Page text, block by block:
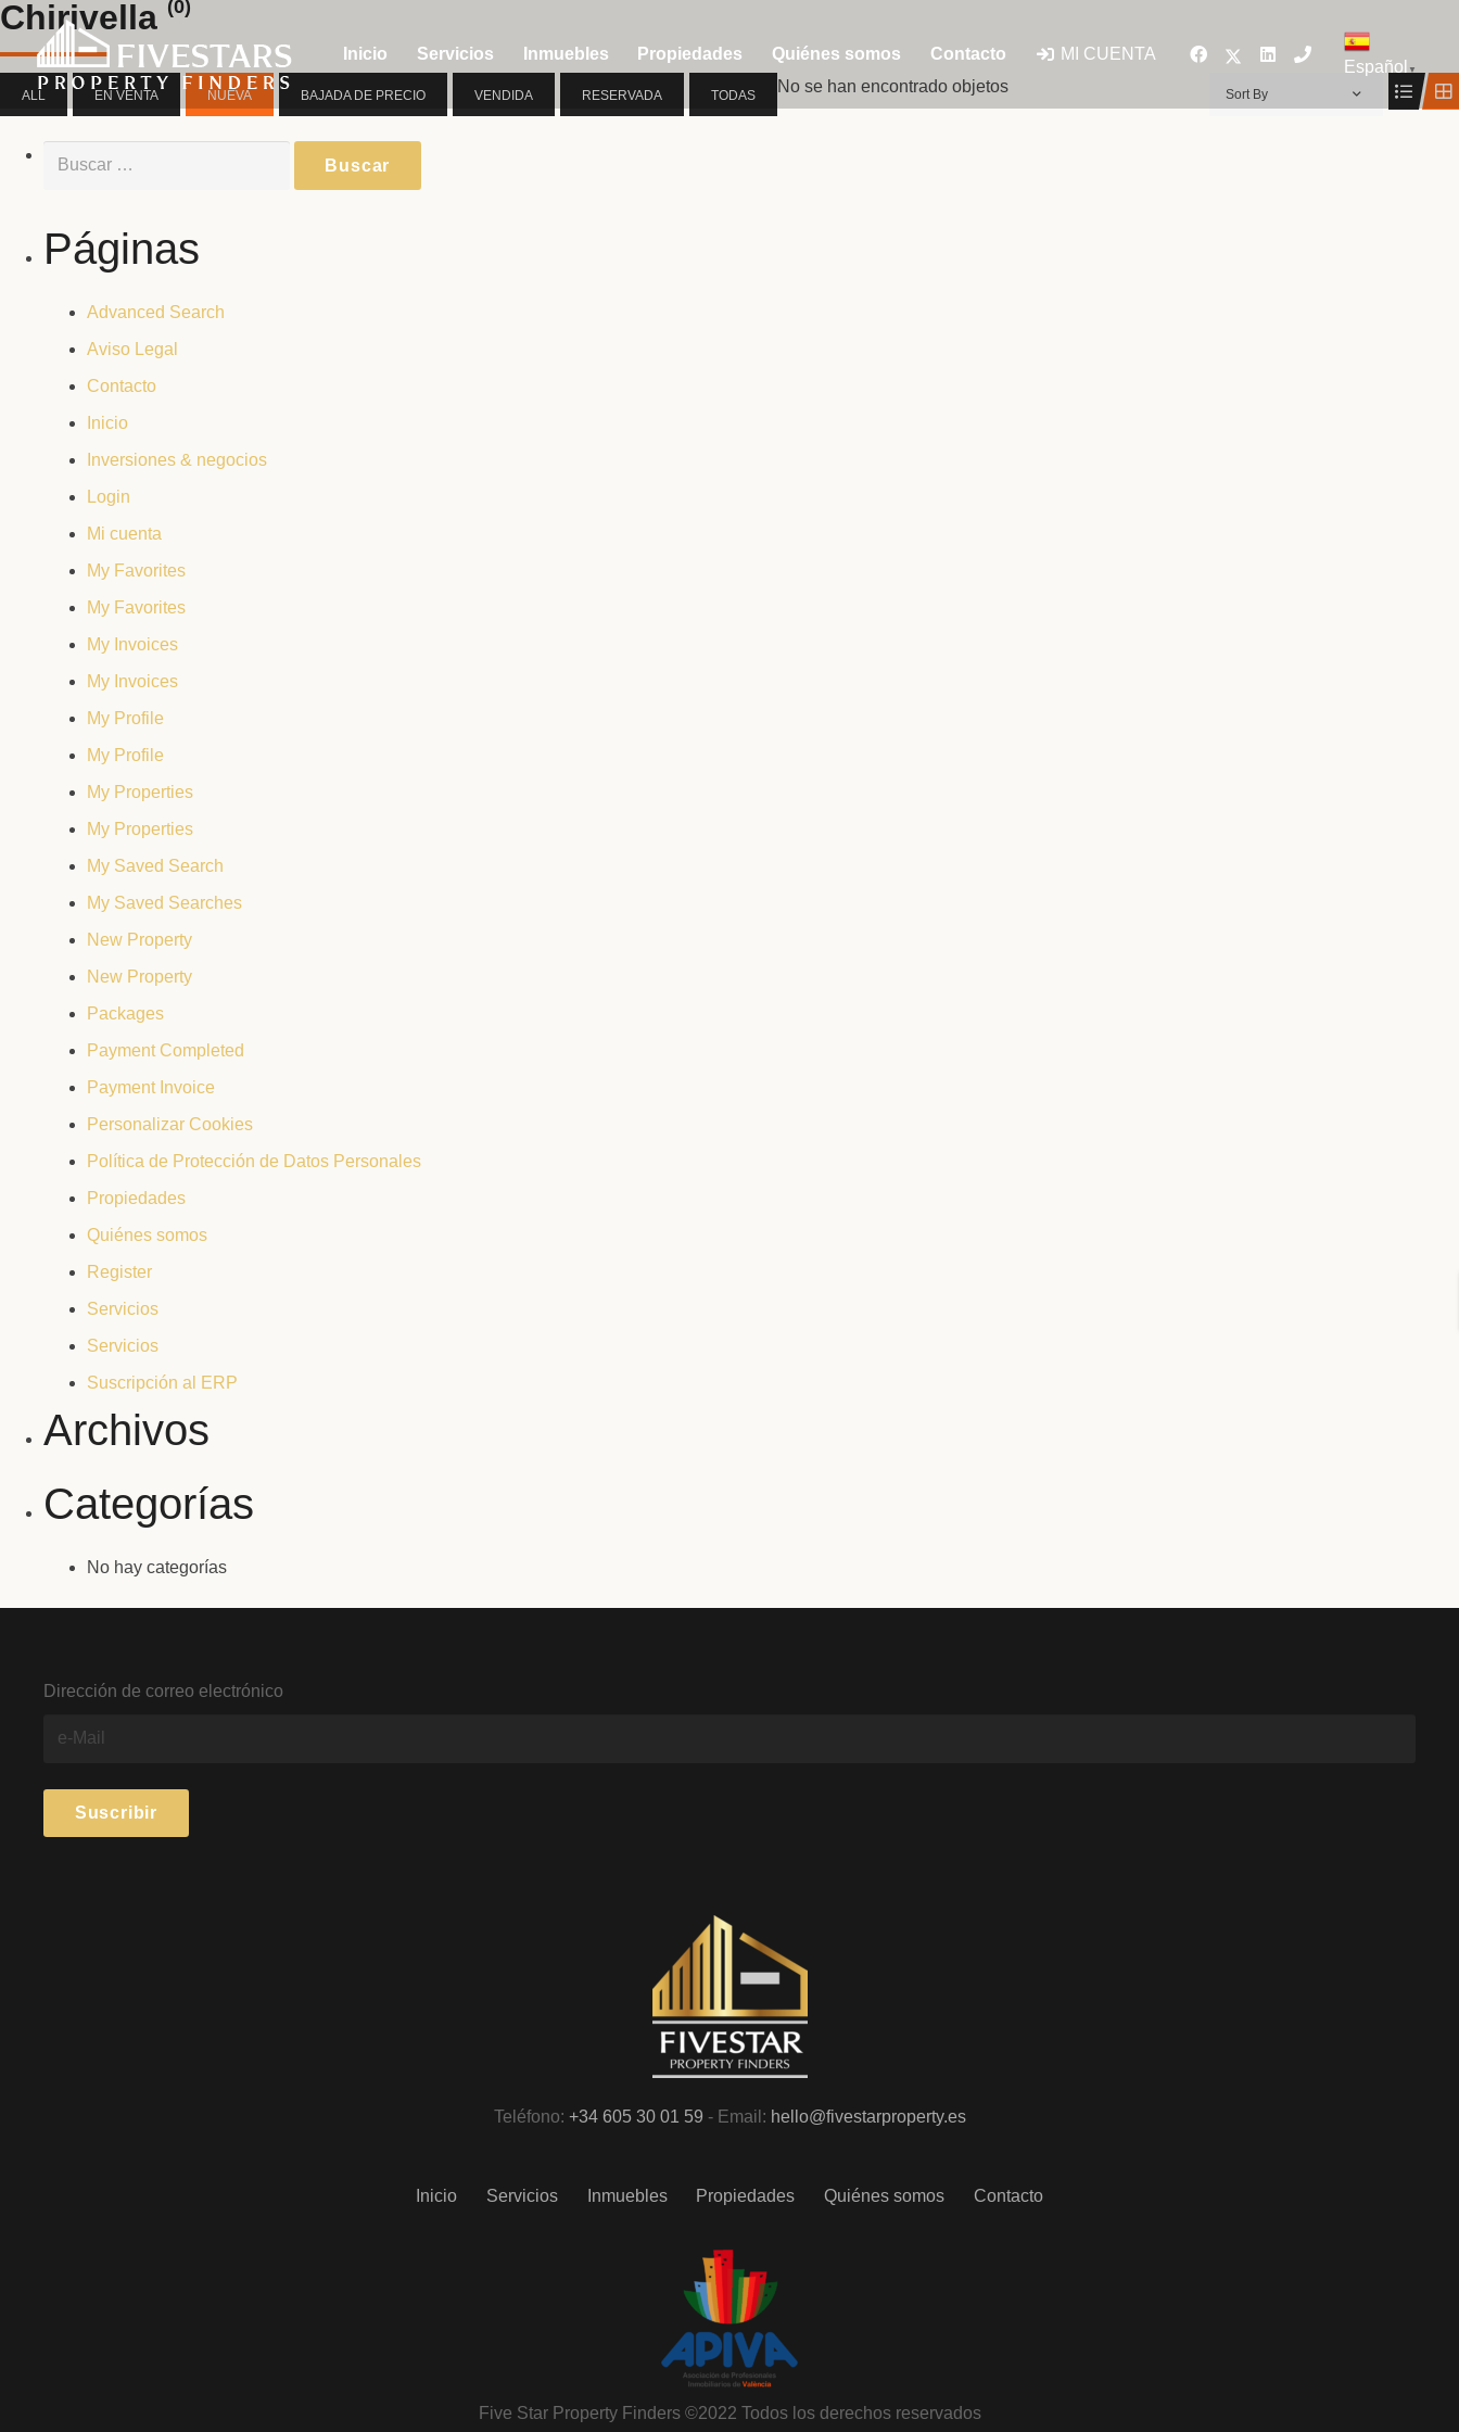
Inicio Servicios Inmuebles Propiedades Quiénes somos Contacto MI CUENTA
Español ▼
Chirivella (0)
ALL EN VENTA NUEVA BAJADA DE PRECIO VENDIDA RESERVADA TODAS Sort By
No se han encontrado objetos
Buscar:
Páginas
Advanced Search
Aviso Legal
Contacto
Inicio
Inversiones & negocios
Login
Mi cuenta
My Favorites
My Favorites
My Invoices
My Invoices
My Profile
My Profile
My Properties
My Properties
My Saved Search
My Saved Searches
New Property
New Property
Packages
Payment Completed
Payment Invoice
Personalizar Cookies
Política de Protección de Datos Personales
Propiedades
Quiénes somos
Register
Servicios
Servicios
Suscripción al ERP
Archivos
Categorías
No hay categorías
Dirección de correo electrónico
Teléfono: +34 605 30 01 59 - Email: hello@fivestarproperty.es
Inicio Servicios Inmuebles Propiedades Quiénes somos Contacto
Five Star Property Finders ©2022 Todos los derechos reservados